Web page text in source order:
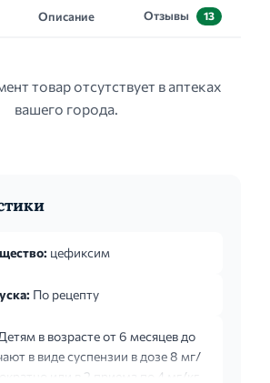
Описание Отзывы 13
товар отсутствует в аптеках
вашего города.
цефиксим
По рецепту
в возрасте от 6 месяцев до
в виде суспензии в дозе 8 мг/
или в 2 приема по 4 мг/кг